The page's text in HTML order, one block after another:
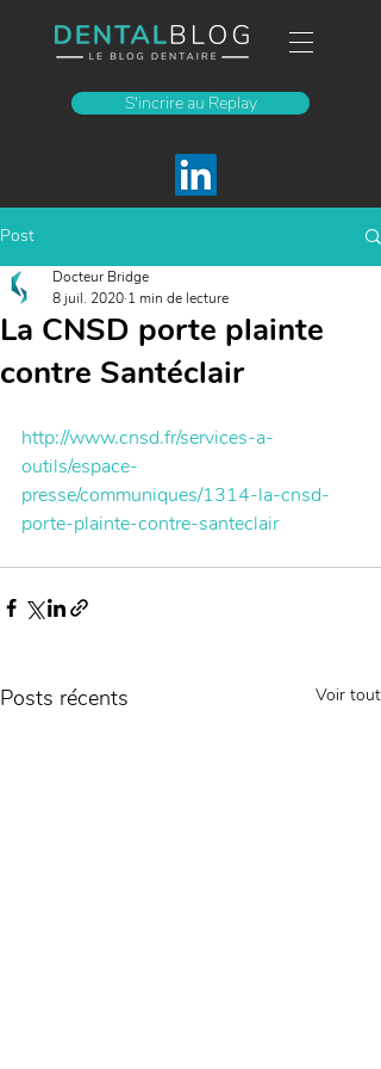
S'incrire au Replay
Post
La CNSD porte plainte
contre Santéclair
Docteur Bridge
8 juil. 2020 1 min de lecture
http://www.cnsd.fr/services-a-
outils/espace-
presse/communiques/1314-la-cnsd-
porte-plainte-contre-santeclair
Posts récents Voir tout